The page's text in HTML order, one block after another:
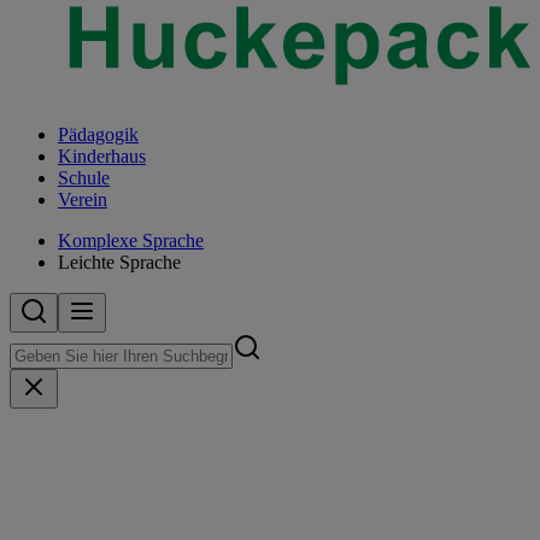
Pädagogik
Kinderhaus
Schule
Verein
Komplexe Sprache
Leichte Sprache